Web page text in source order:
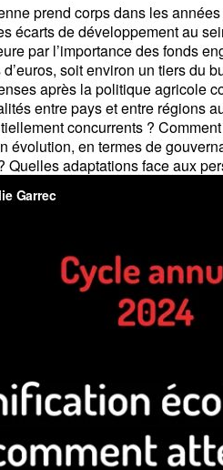
prend corps dans les
écarts de développement au
par l’importance des fonds
soit environ un tiers du
après la politique agricole
entre pays et entre régions
concurrents ?
évolution, en termes de
Quelles adaptations face aux